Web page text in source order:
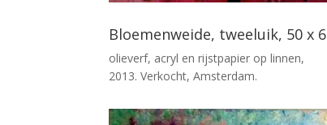
Bloemenweide, tweeluik, 50 x
olieverf, acryl en rijstpapier op linnen,
2013. Verkocht, Amsterdam.